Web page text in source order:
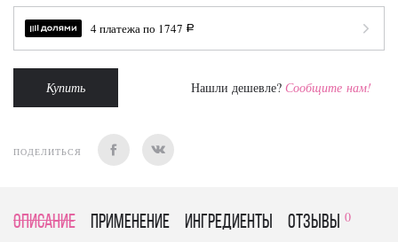
4 платежа по 1747 a
Купить Нашли дешевле? Сообщите нам!
ПОДЕЛИТЬСЯ
Описание Применение Ингредиенты отзывы 0